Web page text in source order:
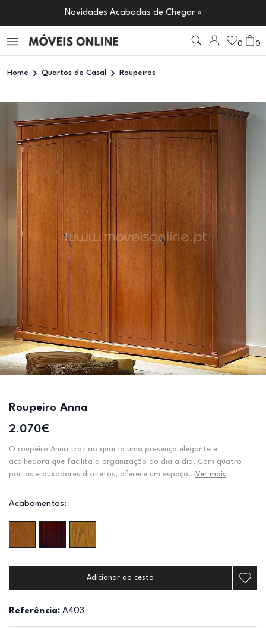
Novidades Acabadas de Chegar »
0 0
Home Quartos de Casal Roupeiros
Roupeiro Anna
2.070€
O roupeiro Anna traz ao quarto uma presença elegante e
acolhedora que facilita a organização do dia a dia. Com quatro
portas e puxadores discretos, oferece um espaço...Ver mais
Acabamentos:
Adicionar ao cesto
Referência: A403